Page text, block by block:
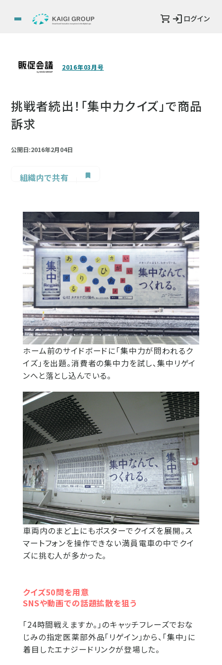
ログイン
2016年03月号
挑戦者続出！「集中力クイズ」で商品
訴求
公開日:2016年2月04日
組織内で共有
ホーム前のサイドボードに「集中力が問われるク
イズ」を出題。消費者の集中力を試し、集中リゲイ
ンへと落とし込んでいる。
車両内のまど上にもポスターでクイズを展開。ス
マートフォンを操作できない満員電車の中でクイ
ズに挑む人が多かった。
クイズ50問を用意
SNSや動画での話題拡散を狙う
「24時間戦えますか。」のキャッチフレーズでおな
じみの指定医薬部外品「リゲイン」から、「集中」に
着目したエナジードリンクが登場した。